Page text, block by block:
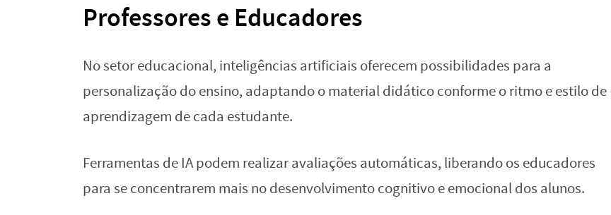
Professores e Educadores
No setor educacional, inteligências artificiais oferecem possibilidades para a
personalização do ensino, adaptando o material didático conforme o ritmo e estilo de
aprendizagem de cada estudante.
Ferramentas de IA podem realizar avaliações automáticas, liberando os educadores
para se concentrarem mais no desenvolvimento cognitivo e emocional dos alunos.